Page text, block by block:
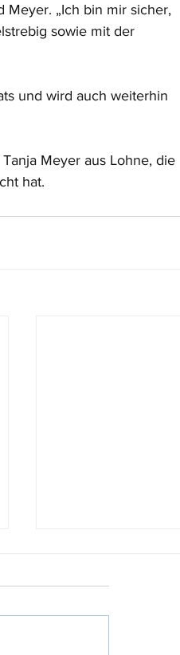
Meyer. „Ich bin mir sicher,
sowie mit der
und wird auch weiterhin
Meyer aus Lohne, die
hat.